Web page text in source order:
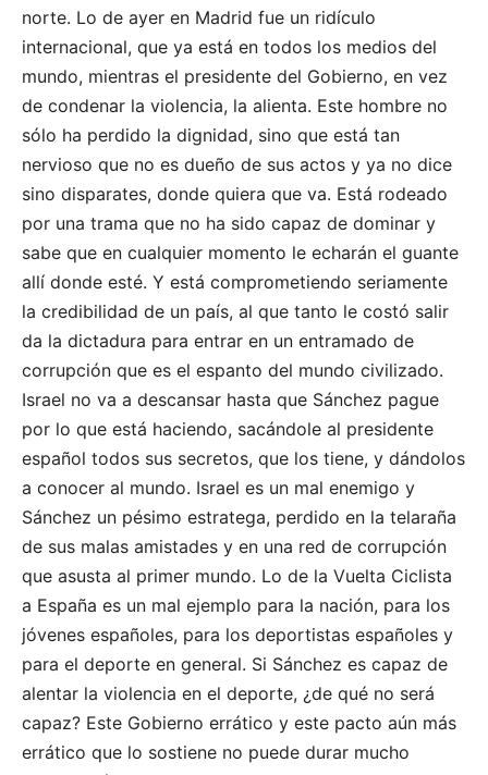
norte. Lo de ayer en Madrid fue un ridículo
internacional, que ya está en todos los medios del
mundo, mientras el presidente del Gobierno, en vez
de condenar la violencia, la alienta. Este hombre no
sólo ha perdido la dignidad, sino que está tan
nervioso que no es dueño de sus actos y ya no dice
sino disparates, donde quiera que va. Está rodeado
por una trama que no ha sido capaz de dominar y
sabe que en cualquier momento le echarán el guante
allí donde esté. Y está comprometiendo seriamente
la credibilidad de un país, al que tanto le costó salir
da la dictadura para entrar en un entramado de
corrupción que es el espanto del mundo civilizado.
Israel no va a descansar hasta que Sánchez pague
por lo que está haciendo, sacándole al presidente
español todos sus secretos, que los tiene, y dándolos
a conocer al mundo. Israel es un mal enemigo y
Sánchez un pésimo estratega, perdido en la telaraña
de sus malas amistades y en una red de corrupción
que asusta al primer mundo. Lo de la Vuelta Ciclista
a España es un mal ejemplo para la nación, para los
jóvenes españoles, para los deportistas españoles y
para el deporte en general. Si Sánchez es capaz de
alentar la violencia en el deporte, ¿de qué no será
capaz? Este Gobierno errático y este pacto aún más
errático que lo sostiene no puede durar mucho